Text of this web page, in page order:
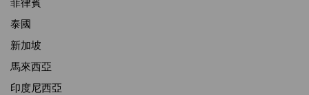
菲律賓
泰國
新加坡
馬來西亞
印度尼西亞